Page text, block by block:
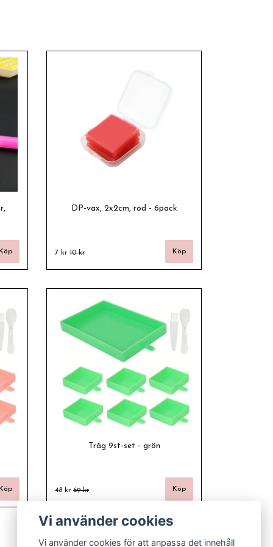
DP-vax, 2x2cm, röd - 6pack
7 kr 10 kr
Tråg 9st-set - grön
48 kr 69 kr
Vi använder cookies
Vi använder cookies för att anpassa det innehåll